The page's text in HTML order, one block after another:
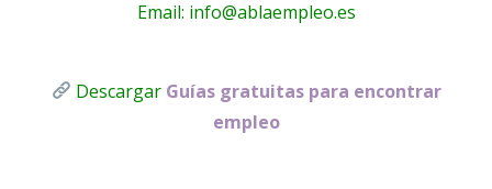
Email: info@ablaempleo.es
Descargar Guías gratuitas para encontrar
empleo